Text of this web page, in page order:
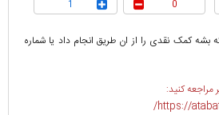
0
1
بشه کمک نقدی را از ان طریق انجام داد یا شماره
مراجعه کنید:
https://